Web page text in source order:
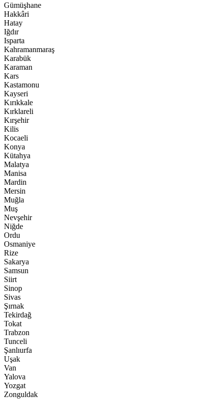
Gümüşhane
Hakkâri
Hatay
Iğdır
Isparta
Kahramanmaraş
Karabük
Karaman
Kars
Kastamonu
Kayseri
Kırıkkale
Kırklareli
Kırşehir
Kilis
Kocaeli
Konya
Kütahya
Malatya
Manisa
Mardin
Mersin
Muğla
Muş
Nevşehir
Niğde
Ordu
Osmaniye
Rize
Sakarya
Samsun
Siirt
Sinop
Sivas
Şırnak
Tekirdağ
Tokat
Trabzon
Tunceli
Şanlıurfa
Uşak
Van
Yalova
Yozgat
Zonguldak